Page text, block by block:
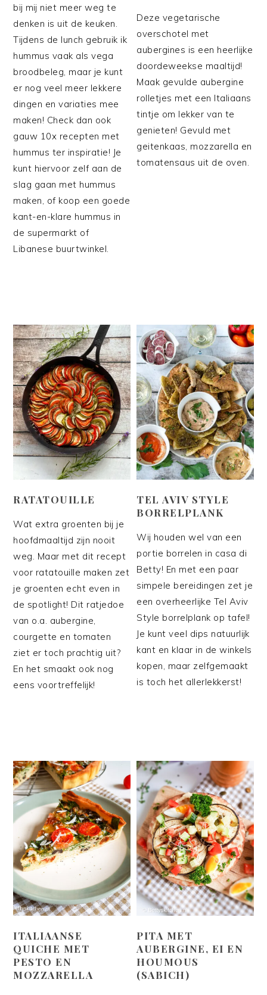
bij mij niet meer weg te
denken is uit de keuken.
Tijdens de lunch gebruik ik
hummus vaak als vega
broodbeleg, maar je kunt
er nog veel meer lekkere
dingen en variaties mee
maken! Check dan ook
gauw 10x recepten met
hummus ter inspiratie! Je
kunt hiervoor zelf aan de
slag gaan met hummus
maken, of koop een goede
kant-en-klare hummus in
de supermarkt of
Libanese buurtwinkel.
Deze vegetarische
overschotel met
aubergines is een heerlijke
doordeweekse maaltijd!
Maak gevulde aubergine
rolletjes met een Italiaans
tintje om lekker van te
genieten! Gevuld met
geitenkaas, mozzarella en
tomatensaus uit de oven.
RATATOUILLE
Wat extra groenten bij je
hoofdmaaltijd zijn nooit
weg. Maar met dit recept
voor ratatouille maken zet
je groenten echt even in
de spotlight! Dit ratjedoe
van o.a. aubergine,
courgette en tomaten
ziet er toch prachtig uit?
En het smaakt ook nog
eens voortreffelijk!
TEL AVIV STYLE
BORRELPLANK
Wij houden wel van een
portie borrelen in casa di
Betty! En met een paar
simpele bereidingen zet je
een overheerlijke Tel Aviv
Style borrelplank op tafel!
Je kunt veel dips natuurlijk
kant en klaar in de winkels
kopen, maar zelfgemaakt
is toch het allerlekkerst!
ITALIAANSE
QUICHE MET
PESTO EN
MOZZARELLA
PITA MET
AUBERGINE, EI EN
HOUMOUS
(SABICH)